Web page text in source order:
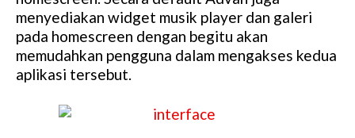
menyediakan widget musik player dan galeri
pada homescreen dengan begitu akan
memudahkan pengguna dalam mengakses kedua
aplikasi tersebut.